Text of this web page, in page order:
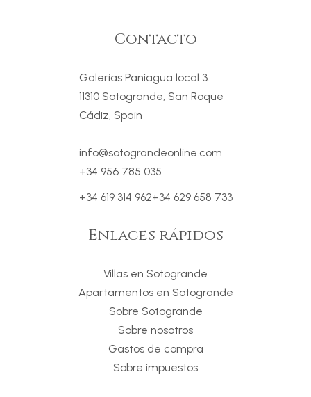
Contacto
Galerías Paniagua local 3.
11310 Sotogrande, San Roque
Cádiz, Spain
info@sotograndeonline.com
+34 956 785 035
+34 619 314 962+34 629 658 733
Enlaces rápidos
Villas en Sotogrande
Apartamentos en Sotogrande
Sobre Sotogrande
Sobre nosotros
Gastos de compra
Sobre impuestos